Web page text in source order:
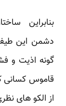
بنابراین
دشمن این
گونه اذیت و
قاموس کسانی
از الکو های